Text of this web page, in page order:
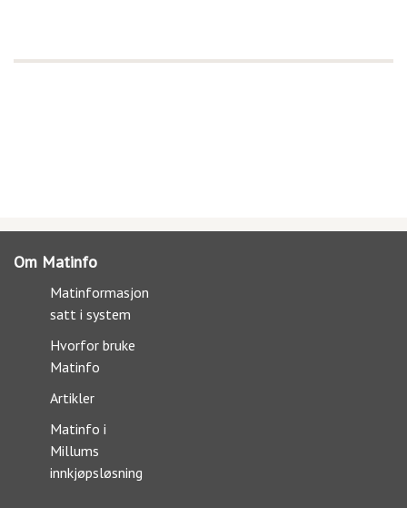
Om Matinfo
Matinformasjon
satt i system
Hvorfor bruke
Matinfo
Artikler
Matinfo i
Millums
innkjøpsløsning